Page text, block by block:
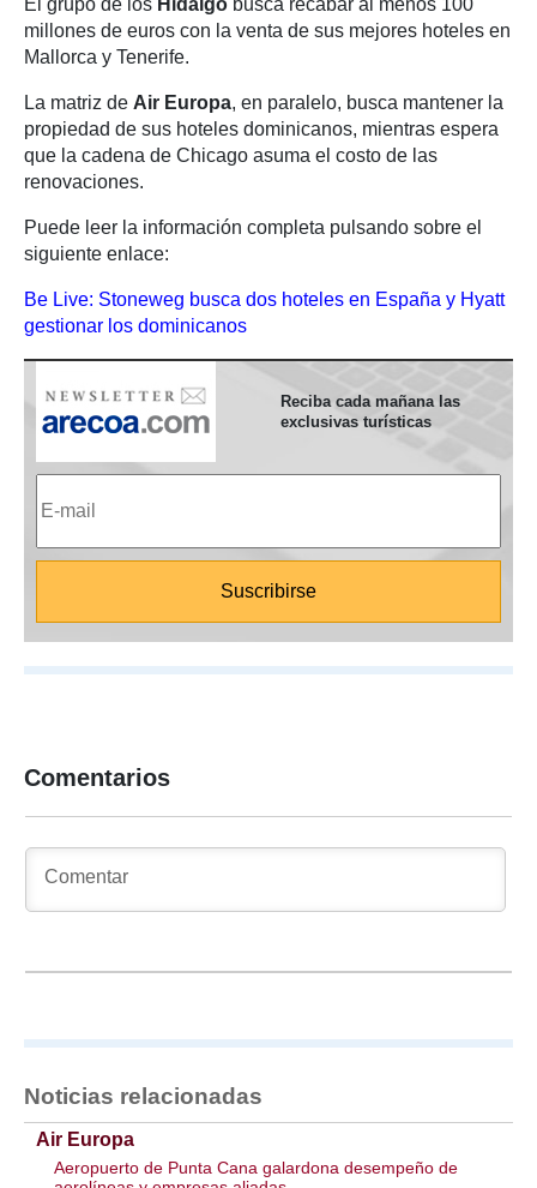
El grupo de los Hidalgo busca recabar al menos 100
millones de euros con la venta de sus mejores hoteles en
Mallorca y Tenerife.
La matriz de Air Europa, en paralelo, busca mantener la
propiedad de sus hoteles dominicanos, mientras espera
que la cadena de Chicago asuma el costo de las
renovaciones.
Puede leer la información completa pulsando sobre el
siguiente enlace:
Be Live: Stoneweg busca dos hoteles en España y Hyatt
gestionar los dominicanos
Reciba cada mañana las
exclusivas turísticas
Comentarios
Noticias relacionadas
Air Europa
Aeropuerto de Punta Cana galardona desempeño de